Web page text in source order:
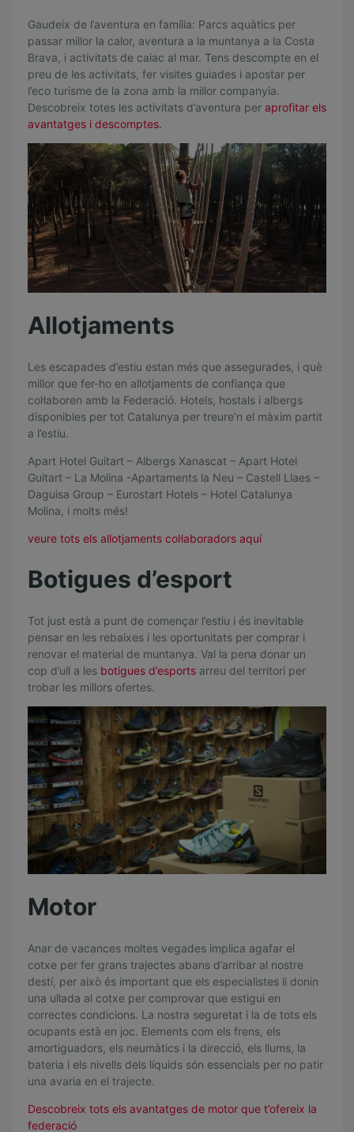
e
l
s
a
v
a
n
t
a
t
g
e
e
x
c
l
u
s
i
s
d
e
F
C
E
H
d
’
a
q
u
e
s
t
e
s
t
i
u
Gaudeix de l’aventura en família: Parcs aquàtics per
passar millor la calor, aventura a la muntanya a la Costa
Brava, i activitats de caiac al mar. Tens descompte en el
preu de les activitats, fer visites guiades i apostar per
l’eco turisme de la zona amb la millor companyia.
Descobreix totes les activitats d’aventura per aprofitar els
avantatges i descomptes.
Allotjaments
Les escapades d’estiu estan més que assegurades, i què
millor que fer-ho en allotjaments de confiança que
col·laboren amb la Federació. Hotels, hostals i albergs
disponibles per tot Catalunya per treure’n el màxim partit
a l’estiu.
Apart Hotel Guitart – Albergs Xanascat – Apart Hotel
Guitart – La Molina -Apartaments la Neu – Castell Llaes –
Daguisa Group – Eurostart Hotels – Hotel Catalunya
Molina, i molts més!
veure tots els allotjaments col·laboradors aquí
Botigues d’esport
Tot just està a punt de començar l’estiu i és inevitable
pensar en les rebaixes i les oportunitats per comprar i
renovar el material de muntanya. Val la pena donar un
cop d’ull a les botigues d’esports arreu del territori per
trobar les millors ofertes.
Motor
Anar de vacances moltes vegades implica agafar el
cotxe per fer grans trajectes abans d’arribar al nostre
destí, per això és important que els especialistes li donin
una ullada al cotxe per comprovar que estigui en
correctes condicions. La nostra seguretat i la de tots els
ocupants està en joc. Elements com els frens, els
amortiguadors, els neumàtics i la direcció, els llums, la
bateria i els nivells dels líquids són essencials per no patir
una avaria en el trajecte.
Descobreix tots els avantatges de motor que t’ofereix la
federació